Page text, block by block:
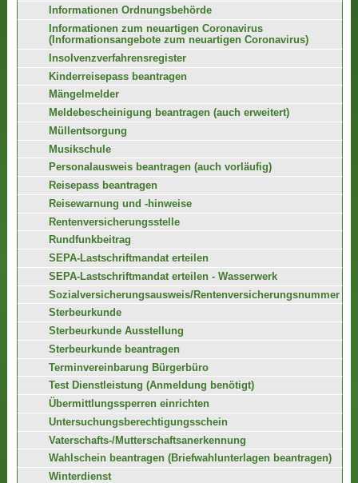
Informationen Ordnungsbehörde
Informationen zum neuartigen Coronavirus
(Informationsangebote zum neuartigen Coronavirus)
Insolvenzverfahrensregister
Kinderreisepass beantragen
Mängelmelder
Meldebescheinigung beantragen (auch erweitert)
Müllentsorgung
Musikschule
Personalausweis beantragen (auch vorläufig)
Reisepass beantragen
Reisewarnung und -hinweise
Rentenversicherungsstelle
Rundfunkbeitrag
SEPA-Lastschriftmandat erteilen
SEPA-Lastschriftmandat erteilen - Wasserwerk
Sozialversicherungsausweis/Rentenversicherungsnummer
Sterbeurkunde
Sterbeurkunde Ausstellung
Sterbeurkunde beantragen
Terminvereinbarung Bürgerbüro
Test Dienstleistung (Anmeldung benötigt)
Übermittlungssperren einrichten
Untersuchungsberechtigungsschein
Vaterschafts-/Mutterschaftsanerkennung
Wahlschein beantragen (Briefwahlunterlagen beantragen)
Winterdienst